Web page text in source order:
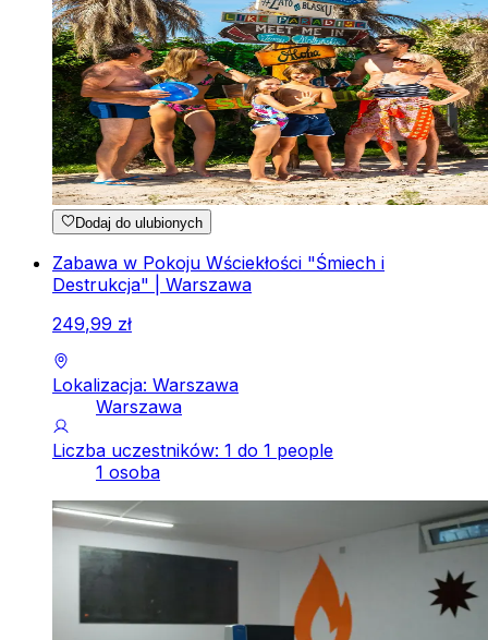
Dodaj do ulubionych
Zabawa w Pokoju Wściekłości "Śmiech i
Destrukcja" | Warszawa
249,99 zł
Lokalizacja: Warszawa
Warszawa
Liczba uczestników: 1 do 1 people
1 osoba